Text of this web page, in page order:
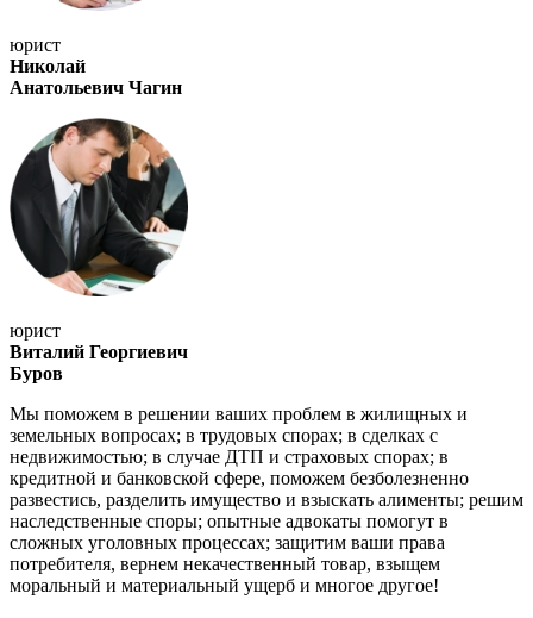
юрист
Николай
Анатольевич Чагин
юрист
Виталий Георгиевич
Буров
Мы поможем в решении ваших проблем в жилищных и
земельных вопросах; в трудовых спорах; в сделках с
недвижимостью; в случае ДТП и страховых спорах; в
кредитной и банковской сфере, поможем безболезненно
развестись, разделить имущество и взыскать алименты; решим
наследственные споры; опытные адвокаты помогут в
сложных уголовных процессах; защитим ваши права
потребителя, вернем некачественный товар, взыщем
моральный и материальный ущерб и многое другое!